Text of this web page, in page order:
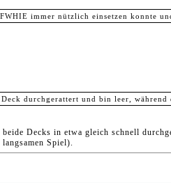
immer nützlich einsetzen konnte
durchgerattert und bin leer,
Decks in etwa gleich schnell
Spiel).